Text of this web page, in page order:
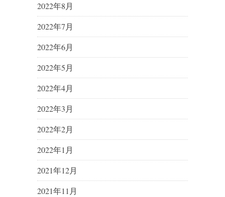
2022年8月
2022年7月
2022年6月
2022年5月
2022年4月
2022年3月
2022年2月
2022年1月
2021年12月
2021年11月